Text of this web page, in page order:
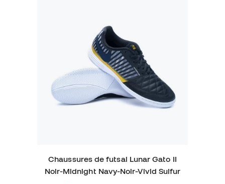
Chaussures de futsal Lunar Gato II
Noir-Midnight Navy-Noir-Vivid Sulfur